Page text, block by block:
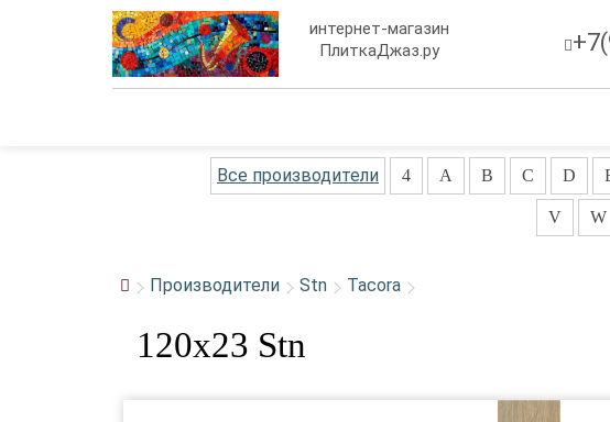
интернет-магазин
ПлиткаДжаз.ру
Все производители 4 A B C D
V W
Производители Stn Tacora
120x23 Stn